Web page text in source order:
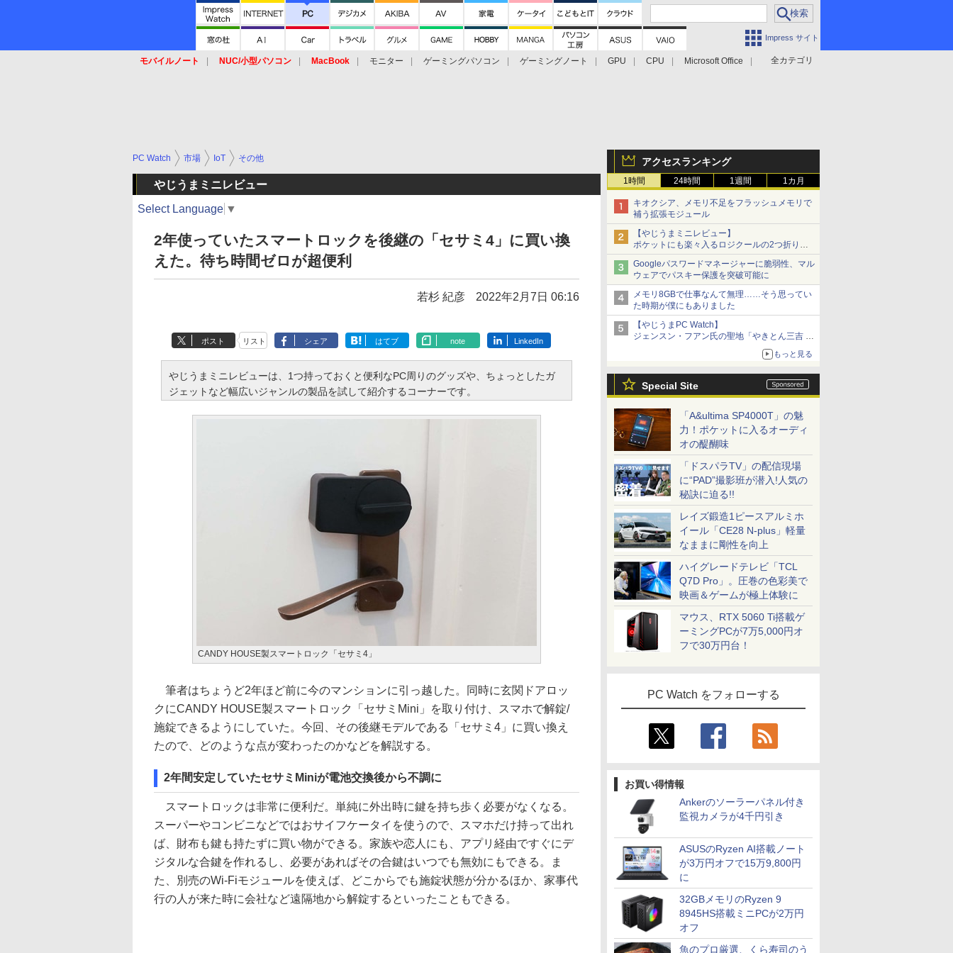
Impress サイト
全カテゴリ
モバイルノート NUC/小型パソコン MacBook モニター ゲーミングパソコン ゲーミングノート GPU CPU
Microsoft Office
アクセスランキング
1時間 24時間 1週間 1カ月
キオクシア、メモリ不足をフラッシュメモリで
補う拡張モジュール
【やじうまミニレビュー】
ポケットにも楽々入るロジクールの2つ折りマ
ウス「Mobi Fold」。その気になるギミックと
は？
Googleパスワードマネージャーに脆弱性、マル
ウェアでパスキー保護を突破可能に
メモリ8GBで仕事なんて無理……そう思ってい
た時期が僕にもありました
【やじうまPC Watch】
ジェンスン・フアン氏の聖地「やきとん三吉 神
田北口店」で「ご来店記念コース」を娘と堪能
～コース名を変更したのはNVIDIAに怒られたか
もっと見る
Special Site
「A&ultima SP4000T」の魅
力！ポケットに入るオーディ
オの醍醐味
「ドスパラTV」の配信現場
に“PAD”撮影班が潜入!人気の
秘訣に迫る!!
レイズ鍛造1ピースアルミホ
イール「CE28 N-plus」軽量
なままに剛性を向上
ハイグレードテレビ「TCL
Q7D Pro」。圧巻の色彩美で
映画＆ゲームが極上体験に
マウス、RTX 5060 Ti搭載ゲ
ーミングPCが7万5,000円オ
フで30万円台！
PC Watch をフォローする
お買い得情報
Ankerのソーラーパネル付き
監視カメラが4千円引き
ASUSのRyzen AI搭載ノート
が3万円オフで15万9,800円
に
32GBメモリのRyzen 9
8945HS搭載ミニPCが2万円
オフ
魚のプロ厳選、くら寿司のう
PC Watch 市場 IoT その他
やじうまミニレビュー
Select Language ▼
2年使っていたスマートロックを後継の「セサミ4」に買い換
えた。待ち時間ゼロが超便利
若杉 紀彦 2022年2月7日 06:16
ポスト リスト シェア はてブ note LinkedIn
やじうまミニレビューは、1つ持っておくと便利なPC周りのグッズや、ちょっとしたガ
ジェットなど幅広いジャンルの製品を試して紹介するコーナーです。
CANDY HOUSE製スマートロック「セサミ4」
筆者はちょうど2年ほど前に今のマンションに引っ越した。同時に玄関ドアロッ
クにCANDY HOUSE製スマートロック「セサミMini」を取り付け、スマホで解錠/
施錠できるようにしていた。今回、その後継モデルである「セサミ4」に買い換え
たので、どのような点が変わったのかなどを解説する。
2年間安定していたセサミMiniが電池交換後から不調に
スマートロックは非常に便利だ。単純に外出時に鍵を持ち歩く必要がなくなる。
スーパーやコンビニなどではおサイフケータイを使うので、スマホだけ持って出れ
ば、財布も鍵も持たずに買い物ができる。家族や恋人にも、アプリ経由ですぐにデ
ジタルな合鍵を作れるし、必要があればその合鍵はいつでも無効にもできる。ま
た、別売のWi-Fiモジュールを使えば、どこからでも施錠状態が分かるほか、家事代
行の人が来た時に会社など遠隔地から解錠するといったこともできる。